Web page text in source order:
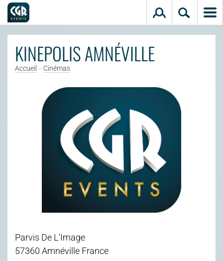
KINEPOLIS AMNÉVILLE
Accueil > Cinémas
Parvis De L'Image
57360 Amnéville France